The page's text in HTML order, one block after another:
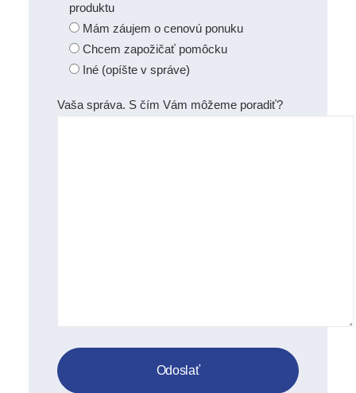
produktu
Mám záujem o cenovú ponuku
Chcem zapožičať pomôcku
Iné (opíšte v správe)
Vaša správa. S čím Vám môžeme poradiť?